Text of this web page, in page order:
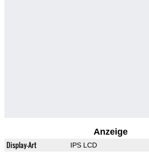
Anzeige
Display-Art IPS LCD